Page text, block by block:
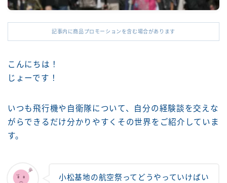
記事内に商品プロモーションを含む場合があります
こんにちは！
じょーです！
いつも飛行機や自衛隊について、自分の経験談を交えな
がらできるだけ分かりやすくその世界をご紹介していま
す。
小松基地の航空祭ってどうやっていけばい